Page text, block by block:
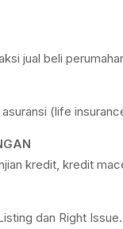
jual beli
(life
kredit, kredit
dan Right Issue.